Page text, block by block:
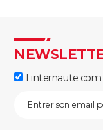
Linternaute.com